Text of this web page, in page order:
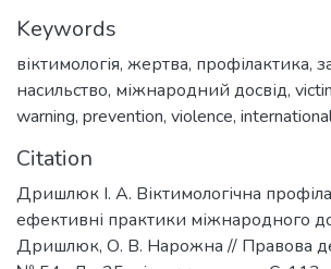
Keywords
віктимологія, жертва, профілактика,
насильство, міжнародний досвід,
warning, prevention, violence,
Citation
Дришлюк І. А. Віктимологічна
ефективні практики міжнародного
Дришлюк, О. В. Нарожна // Правова